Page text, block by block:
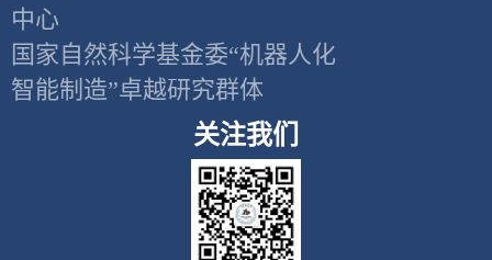
中心
国家自然科学基金委“机器人化
智能制造”卓越研究群体
关注我们